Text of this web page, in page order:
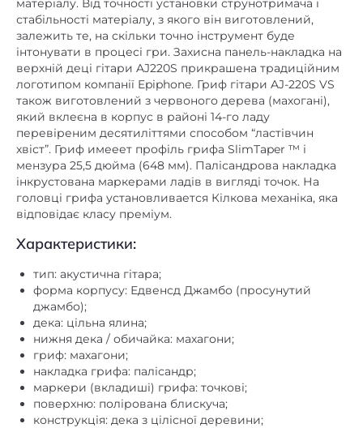
матеріалу. Від точності установки струнотримача і
стабільності матеріалу, з якого він виготовлений,
залежить те, на скільки точно інструмент буде
інтонувати в процесі гри. Захисна панель-накладка на
верхній деці гітари AJ220S прикрашена традиційним
логотипом компанії Epiphone. Гриф гітари AJ-220S VS
також виготовлений з червоного дерева (махогані),
який вклеєна в корпус в районі 14-го ладу
перевіреним десятиліттями способом “ластівчин
хвіст”. Гриф имееет профіль грифа SlimTaper ™ і
мензура 25,5 дюйма (648 мм). Палісандрова накладка
інкрустована маркерами ладів в вигляді точок. На
головці грифа установливается Кілкова механіка, яка
відповідає класу преміум.
Характеристики:
тип: акустична гітара;
форма корпусу: Едвенсд Джамбо (просунутий
джамбо);
дека: цільна ялина;
нижня дека / обичайка: махагони;
гриф: махагони;
накладка грифа: палісандр;
маркери (вкладиші) грифа: точкові;
поверхню: полірована блискуча;
конструкція: дека з цілісної деревини;